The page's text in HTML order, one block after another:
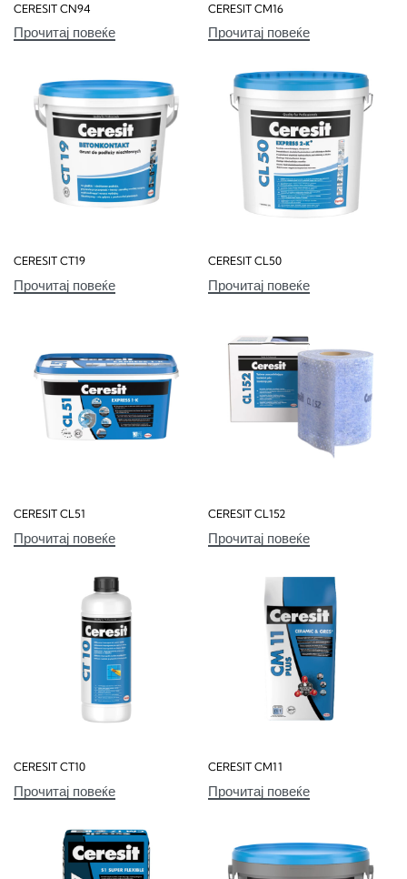
CERESIT CN94
Прочитај повеќе
CERESIT CM16
Прочитај повеќе
CERESIT CT19
Прочитај повеќе
CERESIT CL50
Прочитај повеќе
CERESIT CL51
Прочитај повеќе
CERESIT CL152
Прочитај повеќе
CERESIT CT10
Прочитај повеќе
CERESIT CM11
Прочитај повеќе